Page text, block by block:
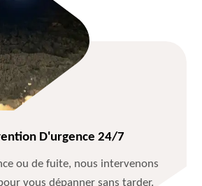
D'urgence 24/7
ou de fuite, nous intervenons
vous dépanner sans tarder.